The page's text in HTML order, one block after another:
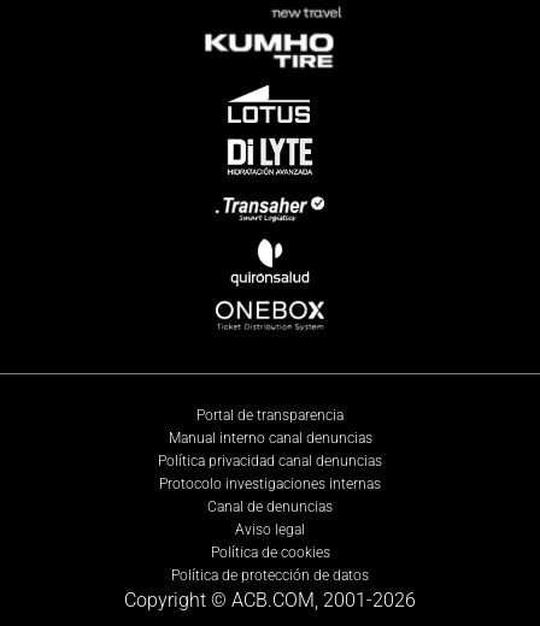
Portal de transparencia
Manual interno canal denuncias
Política privacidad canal denuncias
Protocolo investigaciones internas
Canal de denuncias
Aviso legal
Política de cookies
Política de protección de datos
Copyright © ACB.COM, 2001-2026